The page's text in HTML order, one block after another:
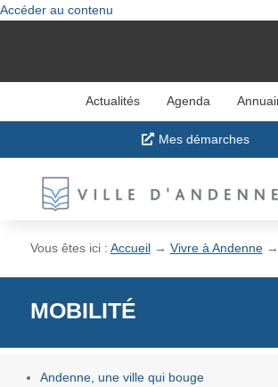
Accéder au contenu
Actualités Agenda
Mes démarches
Vous êtes ici : Accueil→ Vivre à Andenne→
MOBILITÉ
Andenne, une ville qui bouge